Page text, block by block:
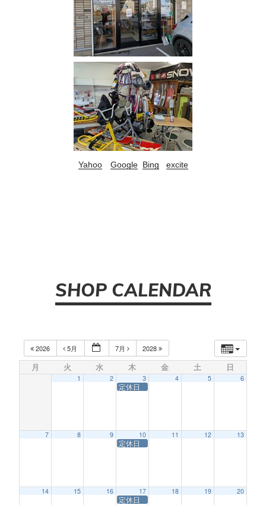
Yahoo Google Bing excite
SHOP CALENDAR
2026 5月 7月 2028
月 火 水 木 金 土 日
1 2 3
定休日
4 5 6
7 8 9 10
定休日
11 12 13
14 15 16 17
定休日
18 19 20